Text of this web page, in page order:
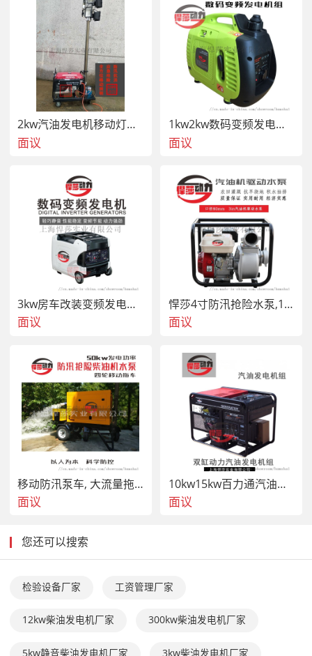
2kw汽油发电机移动灯车,防汛抢险照明灯车
面议
1kw2kw数码变频发电机,自驾游户外移动电源
面议
3kw房车改装变频发电机,房车车载备用发电机
面议
悍莎4寸防汛抢险水泵,100m 流量汽油机抽水泵
面议
移动防汛泵车, 大流量拖车式柴油机水泵
面议
10kw15kw百力通汽油发电机组，应急备用
面议
您还可以搜索
检验设备厂家 工资管理厂家
12kw柴油发电机厂家 300kw柴油发电机厂家
5kw静音柴油发电机厂家 3kw柴油发电机厂家